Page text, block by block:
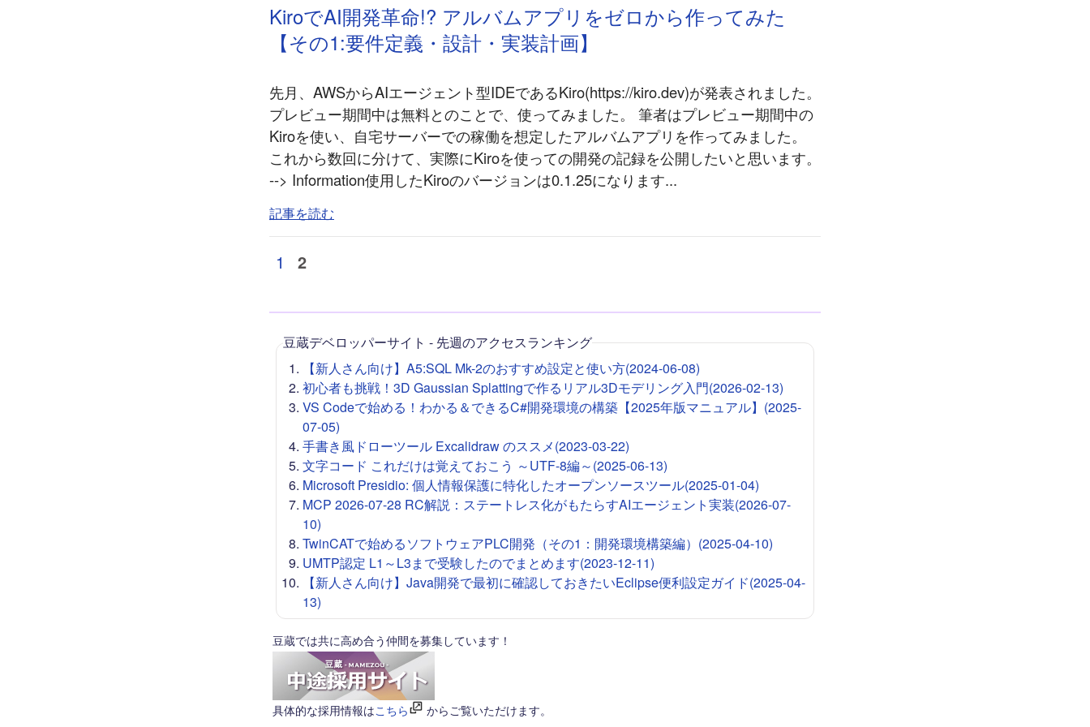
KiroでAI開発革命!? アルバムアプリをゼロから作ってみた
【その1:要件定義・設計・実装計画】
先月、AWSからAIエージェント型IDEであるKiro(https://kiro.dev)が発表されました。
プレビュー期間中は無料とのことで、使ってみました。 筆者はプレビュー期間中の
Kiroを使い、自宅サーバーでの稼働を想定したアルバムアプリを作ってみました。
これから数回に分けて、実際にKiroを使っての開発の記録を公開したいと思います。
--> Information使用したKiroのバージョンは0.1.25になります...
記事を読む
1 2
豆蔵デベロッパーサイト - 先週のアクセスランキング
【新人さん向け】A5:SQL Mk-2のおすすめ設定と使い方(2024-06-08)
初心者も挑戦！3D Gaussian Splattingで作るリアル3Dモデリング入門(2026-02-13)
VS Codeで始める！わかる＆できるC#開発環境の構築【2025年版マニュアル】(2025-
07-05)
手書き風ドローツール Excalidraw のススメ(2023-03-22)
文字コード これだけは覚えておこう ～UTF-8編～(2025-06-13)
Microsoft Presidio: 個人情報保護に特化したオープンソースツール(2025-01-04)
MCP 2026-07-28 RC解説：ステートレス化がもたらすAIエージェント実装(2026-07-
10)
TwinCATで始めるソフトウェアPLC開発（その1：開発環境構築編）(2025-04-10)
UMTP認定 L1～L3まで受験したのでまとめます(2023-12-11)
【新人さん向け】Java開発で最初に確認しておきたいEclipse便利設定ガイド(2025-04-
13)
豆蔵では共に高め合う仲間を募集しています！
具体的な採用情報はこちら からご覧いただけます。